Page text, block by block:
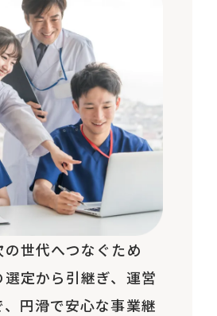
世代へつなぐため
定から引継ぎ、運営
円滑で安心な事業継